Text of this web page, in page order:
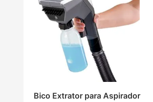
Bico Extrator para Aspirador